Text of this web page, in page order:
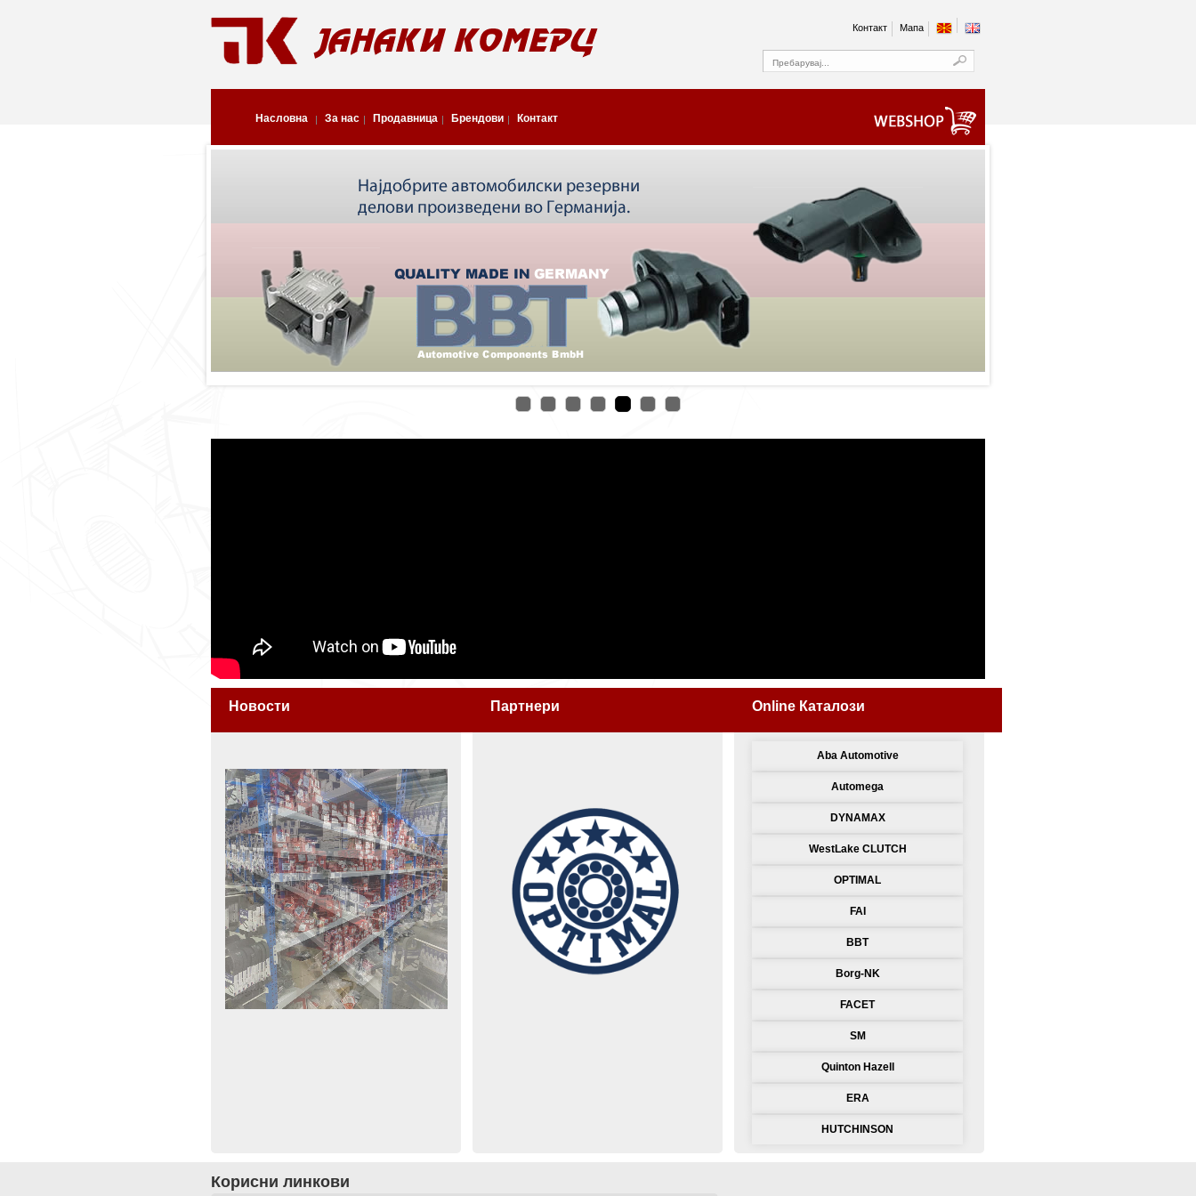
Контакт Мапа
Насловна За нас Продавница Брендови Контакт
Новости Партнери Online Каталози
Aba Automotive
Automega
DYNAMAX
WestLake CLUTCH
OPTIMAL
FAI
BBT
Borg-NK
FACET
SM
Quinton Hazell
ERA
HUTCHINSON
Корисни линкови